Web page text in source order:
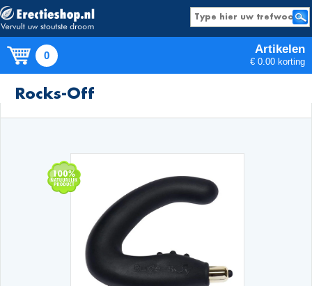
0 Artikelen
€ 0.00 korting
Rocks-Off